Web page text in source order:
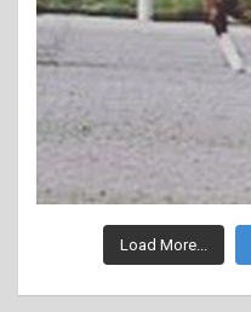
Load More...